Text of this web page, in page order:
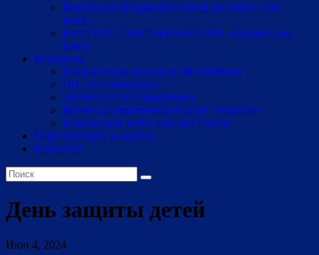
Вокально-инструментальный ансамбль «The
Rock»
КВАРТЕТ САКСОФОНИСТОВ «Кватро Сакс
Бэнд»
Молодежь
Направления молодежной политики
ОП «Зал ожидания»
ДОБРО.ЦЕНТР/Барабинск
Военно-патриотический клуб «Вымпел»
Молодецкие игры народов России
Парк культуры и отдыха
Контакты
День защиты детей
Июн 4, 2024